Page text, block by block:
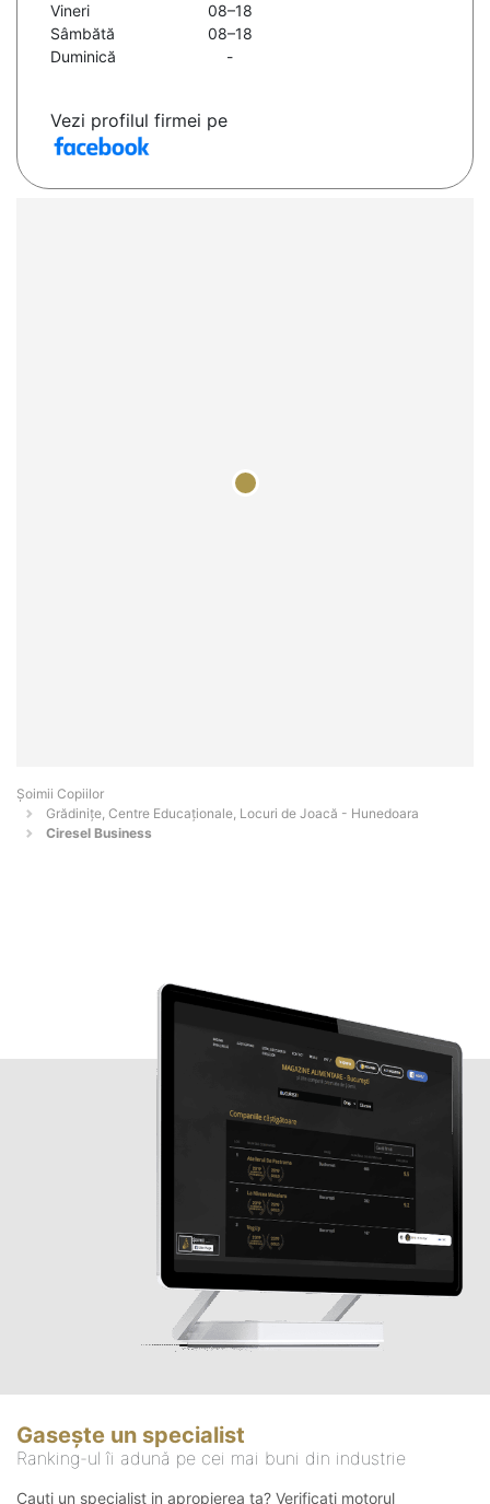
Vineri
08–18
Sâmbătă
08–18
Duminică
-
Vezi profilul firmei pe
Șoimii Copiilor
Grădinițe, Centre Educaționale, Locuri de Joacă - Hunedoara
Ciresel Business
Gasește un specialist
Ranking-ul îi adună pe cei mai buni din industrie
Cauți un specialist in apropierea ta? Verificați motorul